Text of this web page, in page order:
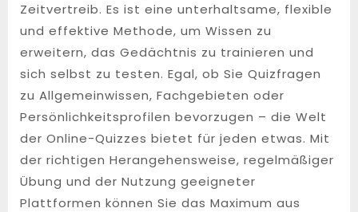
Zeitvertreib. Es ist eine unterhaltsame, flexible
und effektive Methode, um Wissen zu
erweitern, das Gedächtnis zu trainieren und
sich selbst zu testen. Egal, ob Sie Quizfragen
zu Allgemeinwissen, Fachgebieten oder
Persönlichkeitsprofilen bevorzugen – die Welt
der Online-Quizzes bietet für jeden etwas. Mit
der richtigen Herangehensweise, regelmäßiger
Übung und der Nutzung geeigneter
Plattformen können Sie das Maximum aus